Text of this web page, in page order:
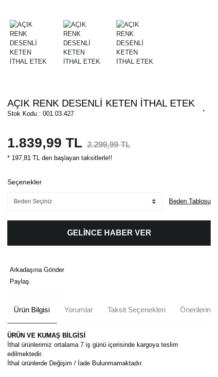
AÇIK RENK DESENLİ KETEN İTHAL ETEK
Stok Kodu : 001.03.427
1.839,99 TL 2.299,99 TL
* 197,81 TL den başlayan taksitlerle!!
Seçenekler
Beden Tablosu
GELİNCE HABER VER
Arkadaşına Gönder
Paylaş
Ürün Bilgisi Yorumlar Taksit Seçenekleri Önerileriniz
ÜRÜN VE KUMAŞ BİLGİSİ
İthal ürünlerimiz ortalama 7 iş günü içerisinde kargoya teslim
edilmektedir.
İthal ürünlerde Değişim / İade Bulunmamaktadır.